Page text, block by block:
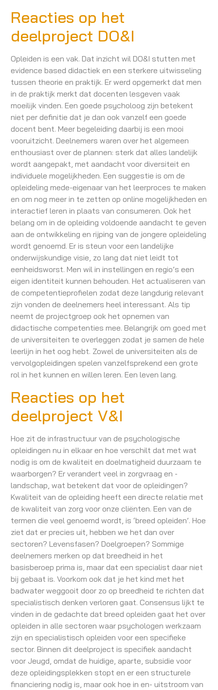
Reacties op het
deelproject DO&I
Opleiden is een vak. Dat inzicht wil DO&I stutten met
evidence based didactiek en een sterkere uitwisseling
tussen theorie en praktijk. Er werd opgemerkt dat men
in de praktijk merkt dat docenten lesgeven vaak
moeilijk vinden. Een goede psycholoog zijn betekent
niet per definitie dat je dan ook vanzelf een goede
docent bent. Meer begeleiding daarbij is een mooi
vooruitzicht. Deelnemers waren over het algemeen
enthousiast over de plannen: sterk dat alles landelijk
wordt aangepakt, met aandacht voor diversiteit en
individuele mogelijkheden. Een suggestie is om de
opleideling mede-eigenaar van het leerproces te maken
en om nog meer in te zetten op online mogelijkheden en
interactief leren in plaats van consumeren. Ook het
belang om in de opleiding voldoende aandacht te geven
aan de ontwikkeling en rijping van de jongere opleideling
wordt genoemd. Er is steun voor een landelijke
onderwijskundige visie, zo lang dat niet leidt tot
eenheidsworst. Men wil in instellingen en regio’s een
eigen identiteit kunnen behouden. Het actualiseren van
de competentieprofielen zodat deze langdurig relevant
zijn vonden de deelnemers heel interessant. Als tip
neemt de projectgroep ook het opnemen van
didactische competenties mee. Belangrijk om goed met
de universiteiten te overleggen zodat je samen de hele
leerlijn in het oog hebt. Zowel de universiteiten als de
vervolgopleidingen spelen vanzelfsprekend een grote
rol in het kunnen en willen leren. Een leven lang.
Reacties op het
deelproject V&I
Hoe zit de infrastructuur van de psychologische
opleidingen nu in elkaar en hoe verschilt dat met wat
nodig is om de kwaliteit en doelmatigheid duurzaam te
waarborgen? Er verandert veel in zorgvraag en -
landschap, wat betekent dat voor de opleidingen?
Kwaliteit van de opleiding heeft een directe relatie met
de kwaliteit van zorg voor onze cliënten. Een van de
termen die veel genoemd wordt, is ‘breed opleiden’. Hoe
ziet dat er precies uit, hebben we het dan over
sectoren? Levensfasen? Doelgroepen? Sommige
deelnemers merken op dat breedheid in het
basisberoep prima is, maar dat een specialist daar niet
bij gebaat is. Voorkom ook dat je het kind met het
badwater weggooit door zo op breedheid te richten dat
specialistisch denken verloren gaat. Consensus lijkt te
vinden in de gedachte dat breed opleiden gaat het over
opleiden in alle sectoren waar psychologen werkzaam
zijn en specialistisch opleiden voor een specifieke
sector. Binnen dit deelproject is specifiek aandacht
voor Jeugd, omdat de huidige, aparte, subsidie voor
deze opleidingsplekken stopt en er een structurele
financiering nodig is, maar ook hoe in en- uitstroom van